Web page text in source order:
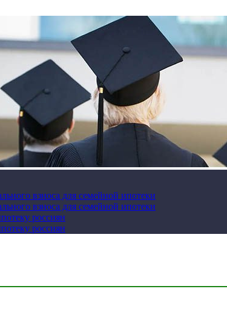
взноса для семейной ипотеки
взноса для семейной ипотеки
россиян
россиян